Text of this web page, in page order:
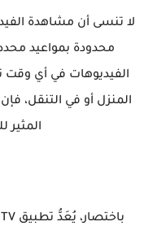
محدودة بمواعيد
الفيديوهات في أي